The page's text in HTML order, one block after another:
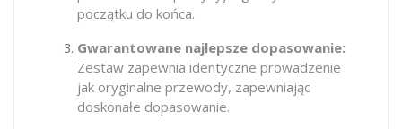
początku do końca.
Gwarantowane najlepsze dopasowanie:
Zestaw zapewnia identyczne prowadzenie
jak oryginalne przewody, zapewniając
doskonałe dopasowanie.